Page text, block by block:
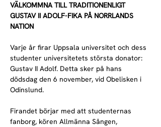
VÄLKOMMNA TILL TRADITIONENLIGT
GUSTAV II ADOLF-FIKA PÅ NORRLANDS
NATION
Varje år firar Uppsala universitet och dess
studenter universitetets största donator:
Gustav II Adolf. Detta sker på hans
dödsdag den 6 november, vid Obelisken i
Odinslund.
Firandet börjar med att studenternas
fanborg, kören Allmänna Sången,